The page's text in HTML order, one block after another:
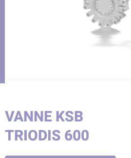
VANNE KSB
TRIODIS 600